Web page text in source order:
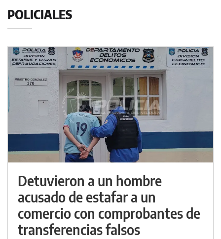
POLICIALES
Detuvieron a un hombre
acusado de estafar a un
comercio con comprobantes de
transferencias falsos